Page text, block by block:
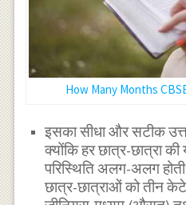
How Many Months
इसका सीधा और सटीक
क्योंकि हर छात्र-छात्रा की
परिस्थिति अलग-अलग
छात्र-छात्राओं को तीन